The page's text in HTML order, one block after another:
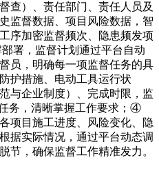
查）、责任部门、责任人员及
监督数据、项目风险数据，智
序加密监督频次、隐患频发项
署，监督计划通过平台自动
员，明确每一项监督任务的具
护措施、电动工具运行状
与企业制度）、完成时限，监
务，清晰掌握工作要求；④
项目施工进度、风险变化、隐
据实际情况，通过平台动态调
节，确保监督工作精准发力。